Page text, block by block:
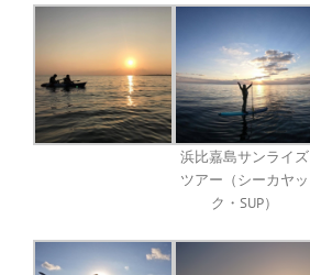
浜比嘉島サンライズ
ツアー（シーカヤッ
ク・SUP）